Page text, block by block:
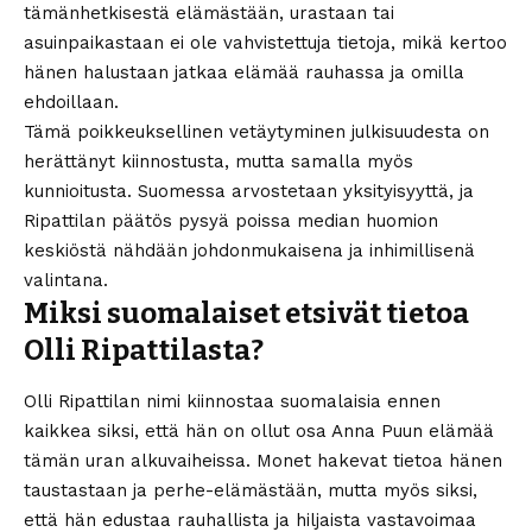
tämänhetkisestä elämästään, urastaan tai
asuinpaikastaan ei ole vahvistettuja tietoja, mikä kertoo
hänen halustaan jatkaa elämää rauhassa ja omilla
ehdoillaan.
Tämä poikkeuksellinen vetäytyminen julkisuudesta on
herättänyt kiinnostusta, mutta samalla myös
kunnioitusta. Suomessa arvostetaan yksityisyyttä, ja
Ripattilan päätös pysyä poissa median huomion
keskiöstä nähdään johdonmukaisena ja inhimillisenä
valintana.
Miksi suomalaiset etsivät tietoa
Olli Ripattilasta?
Olli Ripattilan nimi kiinnostaa suomalaisia ennen
kaikkea siksi, että hän on ollut osa Anna Puun elämää
tämän uran alkuvaiheissa. Monet hakevat tietoa hänen
taustastaan ja perhe-elämästään, mutta myös siksi,
että hän edustaa rauhallista ja hiljaista vastavoimaa